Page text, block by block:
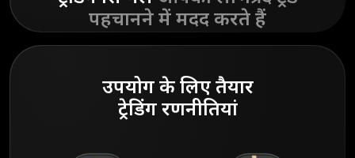
पहचानने में मदद करते हैं
उपयोग के लिए तैयार
ट्रेडिंग रणनीतियां